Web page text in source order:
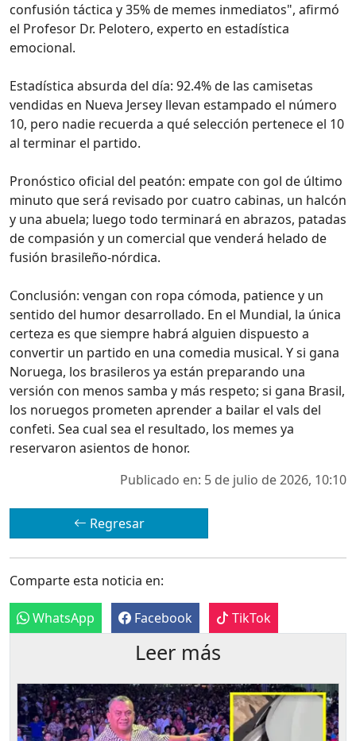
confusión táctica y 35% de memes inmediatos", afirmó
el Profesor Dr. Pelotero, experto en estadística
emocional.
Estadística absurda del día: 92.4% de las camisetas
vendidas en Nueva Jersey llevan estampado el número
10, pero nadie recuerda a qué selección pertenece el 10
al terminar el partido.
Pronóstico oficial del peatón: empate con gol de último
minuto que será revisado por cuatro cabinas, un halcón
y una abuela; luego todo terminará en abrazos, patadas
de compasión y un comercial que venderá helado de
fusión brasileño-nórdica.
Conclusión: vengan con ropa cómoda, patience y un
sentido del humor desarrollado. En el Mundial, la única
certeza es que siempre habrá alguien dispuesto a
convertir un partido en una comedia musical. Y si gana
Noruega, los brasileros ya están preparando una
versión con menos samba y más respeto; si gana Brasil,
los noruegos prometen aprender a bailar el vals del
confeti. Sea cual sea el resultado, los memes ya
reservaron asientos de honor.
Publicado en: 5 de julio de 2026, 10:10
Regresar
Comparte esta noticia en:
WhatsApp Facebook TikTok
Leer más